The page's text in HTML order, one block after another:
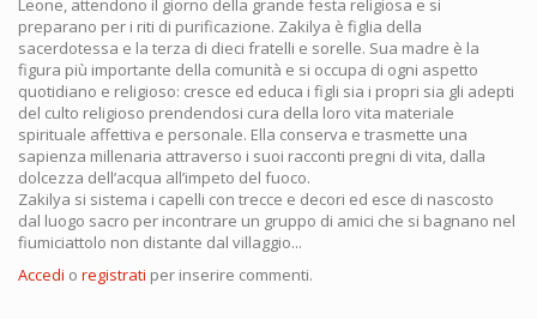
Leone, attendono il giorno della grande festa religiosa e si
preparano per i riti di purificazione. Zakilya è figlia della
sacerdotessa e la terza di dieci fratelli e sorelle. Sua madre è la
figura più importante della comunità e si occupa di ogni aspetto
quotidiano e religioso: cresce ed educa i figli sia i propri sia gli adepti
del culto religioso prendendosi cura della loro vita materiale
spirituale affettiva e personale. Ella conserva e trasmette una
sapienza millenaria attraverso i suoi racconti pregni di vita, dalla
dolcezza dell’acqua all’impeto del fuoco.
Zakilya si sistema i capelli con trecce e decori ed esce di nascosto
dal luogo sacro per incontrare un gruppo di amici che si bagnano nel
fiumiciattolo non distante dal villaggio...
Accedi o registrati per inserire commenti.